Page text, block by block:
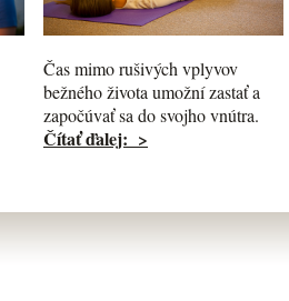
Čas mimo rušivých vplyvov
bežného života umožní zastať a
započúvať sa do svojho vnútra.
Čítať ďalej: >